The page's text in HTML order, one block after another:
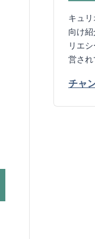
キュ
向け
リエ
営され
チャ